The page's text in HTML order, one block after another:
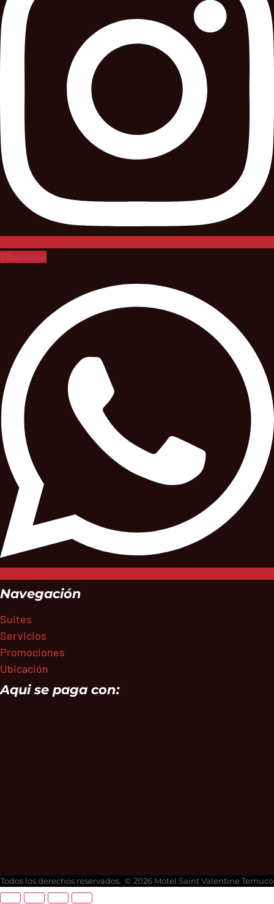
Whatsapp
Navegación
Suites
Servicios
Promociones
Ubicación
Aqui se paga con:
Todos los derechos reservados. © 2026 Motel Saint Valentine Temuco